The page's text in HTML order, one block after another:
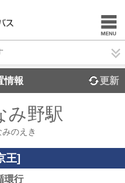
情報 更新
み野駅
のえき
王]
環行